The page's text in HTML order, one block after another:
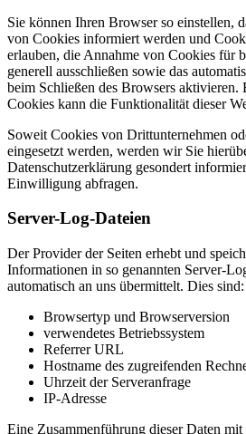
Sie können Ihren Browser so einstellen,
von Cookies informiert werden und
erlauben, die Annahme von Cookies für
generell ausschließen sowie das
beim Schließen des Browsers
Cookies kann die Funktionalität dieser
Soweit Cookies von Drittunternehmen
eingesetzt werden, werden wir Sie
Datenschutzerklärung gesondert
Einwilligung abfragen.
Server-Log-Dateien
Der Provider der Seiten erhebt und
Informationen in so genannten Server-
automatisch an uns übermittelt. Dies sind:
Browsertyp und Browserversion
verwendetes Betriebssystem
Referrer URL
Hostname des zugreifenden
Uhrzeit der Serveranfrage
IP-Adresse
Eine Zusammenführung dieser Daten mit